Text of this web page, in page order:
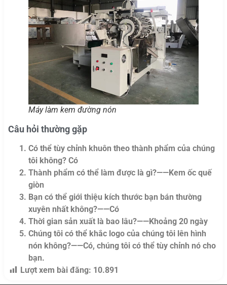
Máy làm kem đường nón
Câu hỏi thường gặp
Có thể tùy chỉnh khuôn theo thành phẩm của chúng
tôi không? Có
Thành phẩm có thể làm được là gì?——Kem ốc quế
giòn
Bạn có thể giới thiệu kích thước bạn bán thường
xuyên nhất không?——Có
Thời gian sản xuất là bao lâu?——Khoảng 20 ngày
Chúng tôi có thể khắc logo của chúng tôi lên hình
nón không?——Có, chúng tôi có thể tùy chỉnh nó cho
bạn.
Lượt xem bài đăng: 10.891